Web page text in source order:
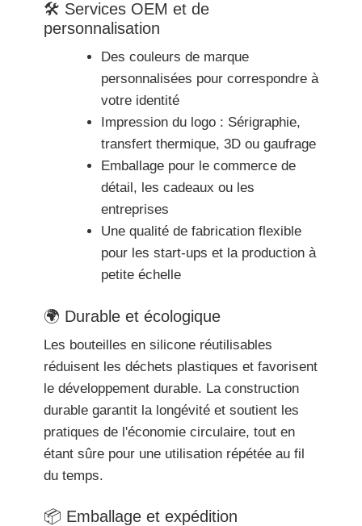
🛠 Services OEM et de
personnalisation
Des couleurs de marque
personnalisées pour correspondre à
votre identité
Impression du logo : Sérigraphie,
transfert thermique, 3D ou gaufrage
Emballage pour le commerce de
détail, les cadeaux ou les
entreprises
Une qualité de fabrication flexible
pour les start-ups et la production à
petite échelle
🌍 Durable et écologique
Les bouteilles en silicone réutilisables
réduisent les déchets plastiques et favorisent
le développement durable. La construction
durable garantit la longévité et soutient les
pratiques de l'économie circulaire, tout en
étant sûre pour une utilisation répétée au fil
du temps.
📦 Emballage et expédition